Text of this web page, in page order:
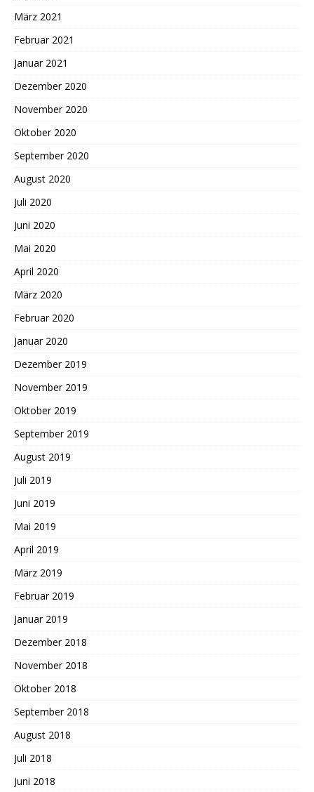
März 2021
Februar 2021
Januar 2021
Dezember 2020
November 2020
Oktober 2020
September 2020
August 2020
Juli 2020
Juni 2020
Mai 2020
April 2020
März 2020
Februar 2020
Januar 2020
Dezember 2019
November 2019
Oktober 2019
September 2019
August 2019
Juli 2019
Juni 2019
Mai 2019
April 2019
März 2019
Februar 2019
Januar 2019
Dezember 2018
November 2018
Oktober 2018
September 2018
August 2018
Juli 2018
Juni 2018